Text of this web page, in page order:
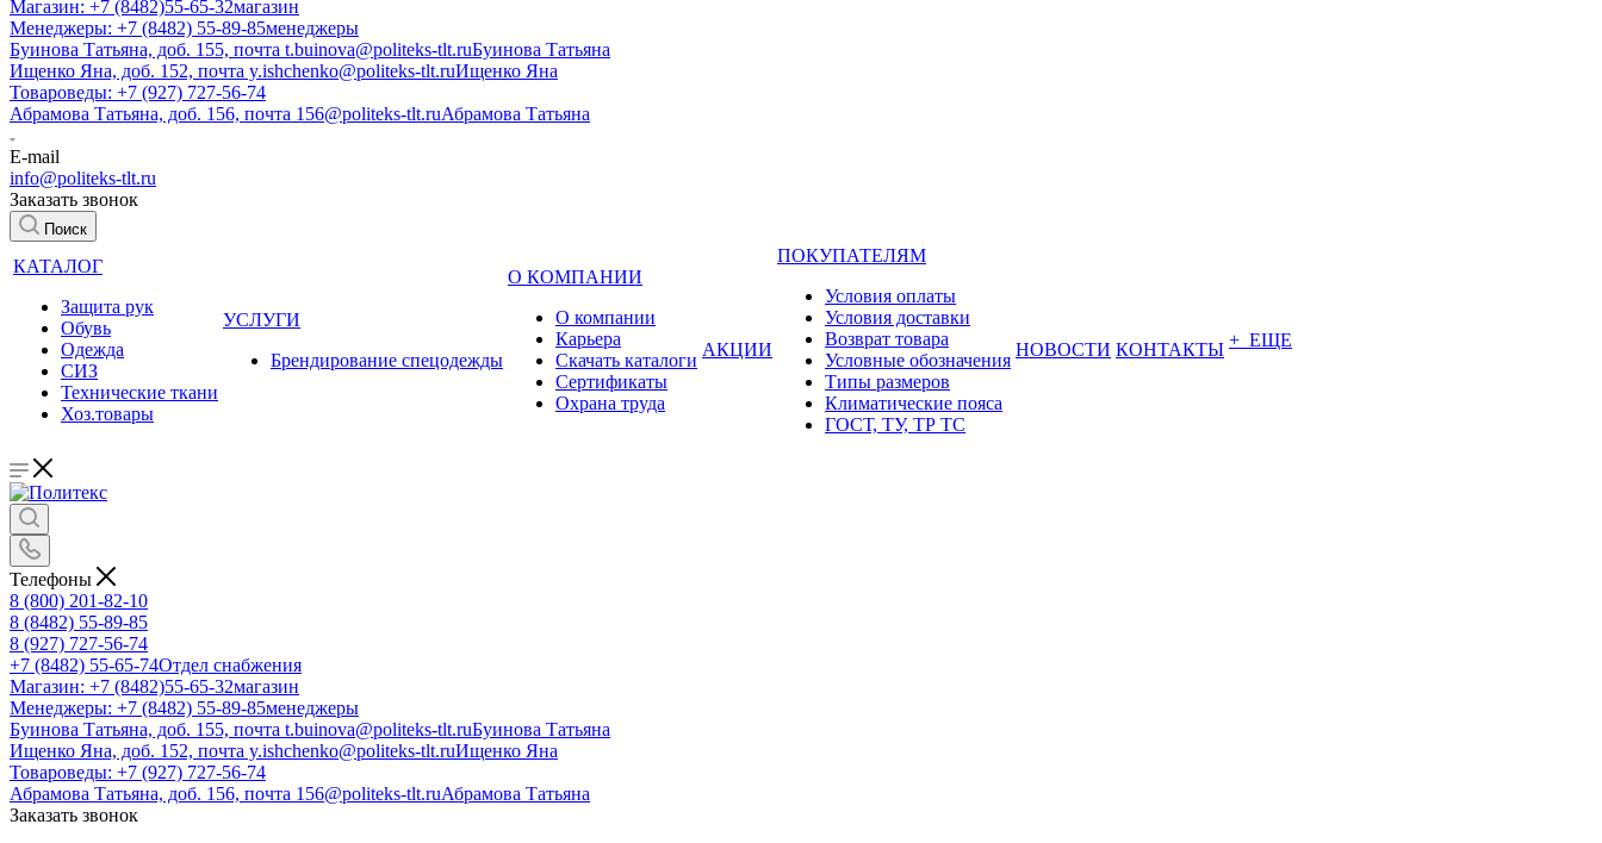
Магазин: +7 (8482)55-65-32магазин
Менеджеры: +7 (8482) 55-89-85менеджеры
Буинова Татьяна, доб. 155, почта t.buinova@politeks-tlt.ruБуинова Татьяна
Ищенко Яна, доб. 152, почта y.ishchenko@politeks-tlt.ruИщенко Яна
Товароведы: +7 (927) 727-56-74
Абрамова Татьяна, доб. 156, почта 156@politeks-tlt.ruАбрамова Татьяна
E-mail
info@politeks-tlt.ru
Заказать звонок
Поиск
КАТАЛОГ
Защита рук
Обувь
Одежда
СИЗ
Технические ткани
Хоз.товары
УСЛУГИ
Брендирование спецодежды
О КОМПАНИИ
О компании
Карьера
Cкачать каталоги
Сертификаты
Охрана труда
АКЦИИ
ПОКУПАТЕЛЯМ
Условия оплаты
Условия доставки
Возврат товара
Условные обозначения
Типы размеров
Климатические пояса
ГОСТ, ТУ, ТР ТС
НОВОСТИ КОНТАКТЫ + ЕЩЕ
Телефоны
8 (800) 201-82-10
8 (8482) 55-89-85
8 (927) 727-56-74
+7 (8482) 55-65-74Отдел снабжения
Магазин: +7 (8482)55-65-32магазин
Менеджеры: +7 (8482) 55-89-85менеджеры
Буинова Татьяна, доб. 155, почта t.buinova@politeks-tlt.ruБуинова Татьяна
Ищенко Яна, доб. 152, почта y.ishchenko@politeks-tlt.ruИщенко Яна
Товароведы: +7 (927) 727-56-74
Абрамова Татьяна, доб. 156, почта 156@politeks-tlt.ruАбрамова Татьяна
Заказать звонок